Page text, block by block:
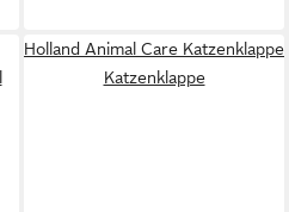
Holland Animal Care Katzenklappe
Katzenklappe